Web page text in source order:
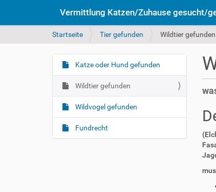
Vermittlung Katzen/Zuhause gesucht/
S
e
i
d
i
Startseite Tier gefunden Wildtier gefunden
N
a
v
g
a
Katze oder Hund gefunden
Wildtier gefunden
Wildvogel gefunden
Fundrecht